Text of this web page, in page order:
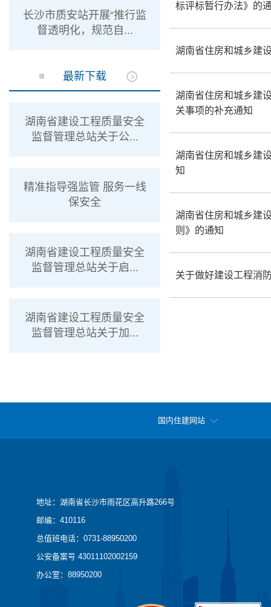
长沙市质安站开展“推行监
督透明化，规范自...
最新下载
湖南省建设工程质量安全
监督管理总站关于公...
精准指导强监管 服务一线
保安全
湖南省建设工程质量安全
监督管理总站关于启...
湖南省建设工程质量安全
监督管理总站关于加...
标评标暂行办法》的
湖南省住房和城乡建
湖南省住房和城乡建
关事项的补充通知
湖南省住房和城乡建
知
湖南省住房和城乡建
则》的通知
关于做好建设工程消
国内住建网站
地址：湖南省长沙市雨花区高升路266号
邮编：410116
总值班电话：0731-88950200
公安备案号 43011102002159
办公室：88950200